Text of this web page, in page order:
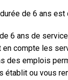
de 6 ans est
6 ans de
en compte les
des emplois
établit ou vous